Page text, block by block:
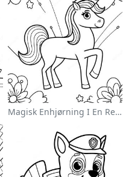
Magisk Enhjørning I En Regnbue Farvelægningsside